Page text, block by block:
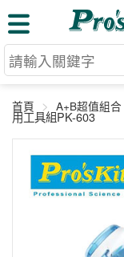
首頁 A+B超值組合
用工具組PK-603